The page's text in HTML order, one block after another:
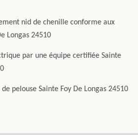
nid de chenille conforme aux
Longas 24510
par une équipe certifiée Sainte
pelouse Sainte Foy De Longas 24510